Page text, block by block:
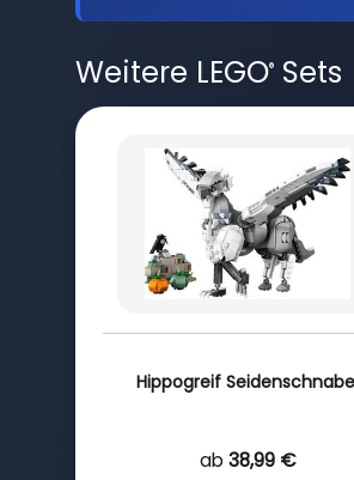
Weitere LEGO®Sets
Hippogreif
ab 38,99 €